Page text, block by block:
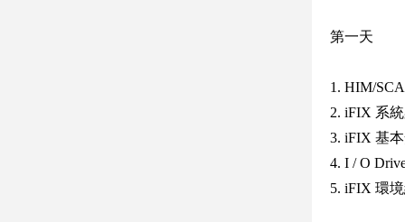
第一天
1. HIM/
2. iFIX 系
3. iFIX 基
4. I / O
5. iFIX 環